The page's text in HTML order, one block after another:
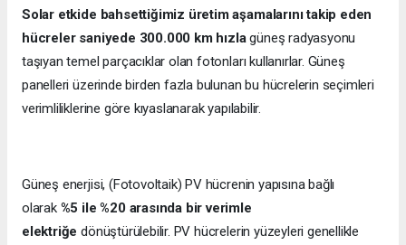
Solar etkide bahsettiğimiz üretim aşamalarını takip eden
hücreler saniyede 300.000 km hızlagüneş radyasyonu
taşıyan temel parçacıklar olan fotonları kullanırlar. Güneş
panelleri üzerinde birden fazla bulunan bu hücrelerin seçimleri
verimliliklerine göre kıyaslanarak yapılabilir.
Güneş enerjisi, (Fotovoltaik) PV hücrenin yapısına bağlı
olarak %5 ile %20 arasında bir verimle
elektriğedönüştürülebilir. PV hücrelerin yüzeyleri genellikle